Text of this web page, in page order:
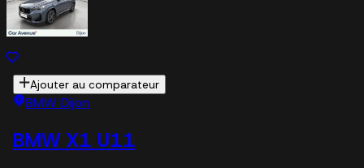
Ajouter au comparateur
BMW Dijon
BMW X1 U11